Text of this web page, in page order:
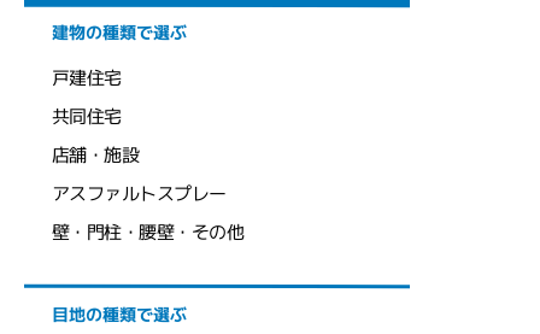
建物の種類で選ぶ
戸建住宅
共同住宅
店舗・施設
アスファルトスプレー
壁・門柱・腰壁・その他
目地の種類で選ぶ